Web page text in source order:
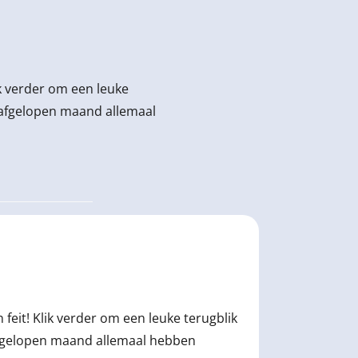
verder om een leuke
maand allemaal
feit! Klik verder om een leuke terugblik
maand allemaal hebben